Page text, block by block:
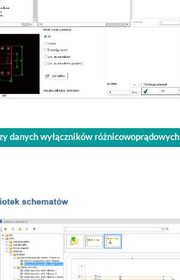
danych wyłączników różnicowoprądowych